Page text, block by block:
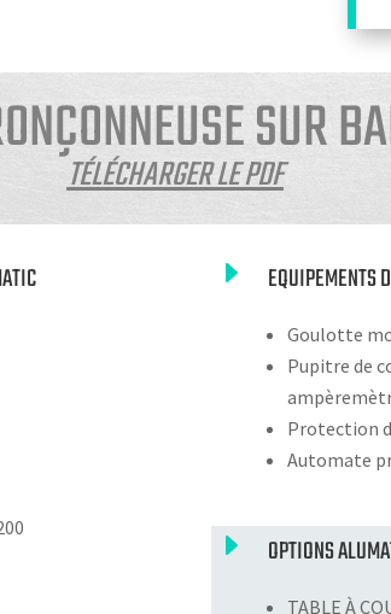
SUR
TÉLÉCHARGER LE PDF
E EQUIPEMENTS
Goulotte
Pupitre de
Protection
Automate
E OPTIONS
TABLE À